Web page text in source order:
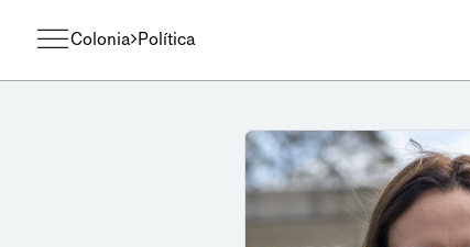
Colonia Política